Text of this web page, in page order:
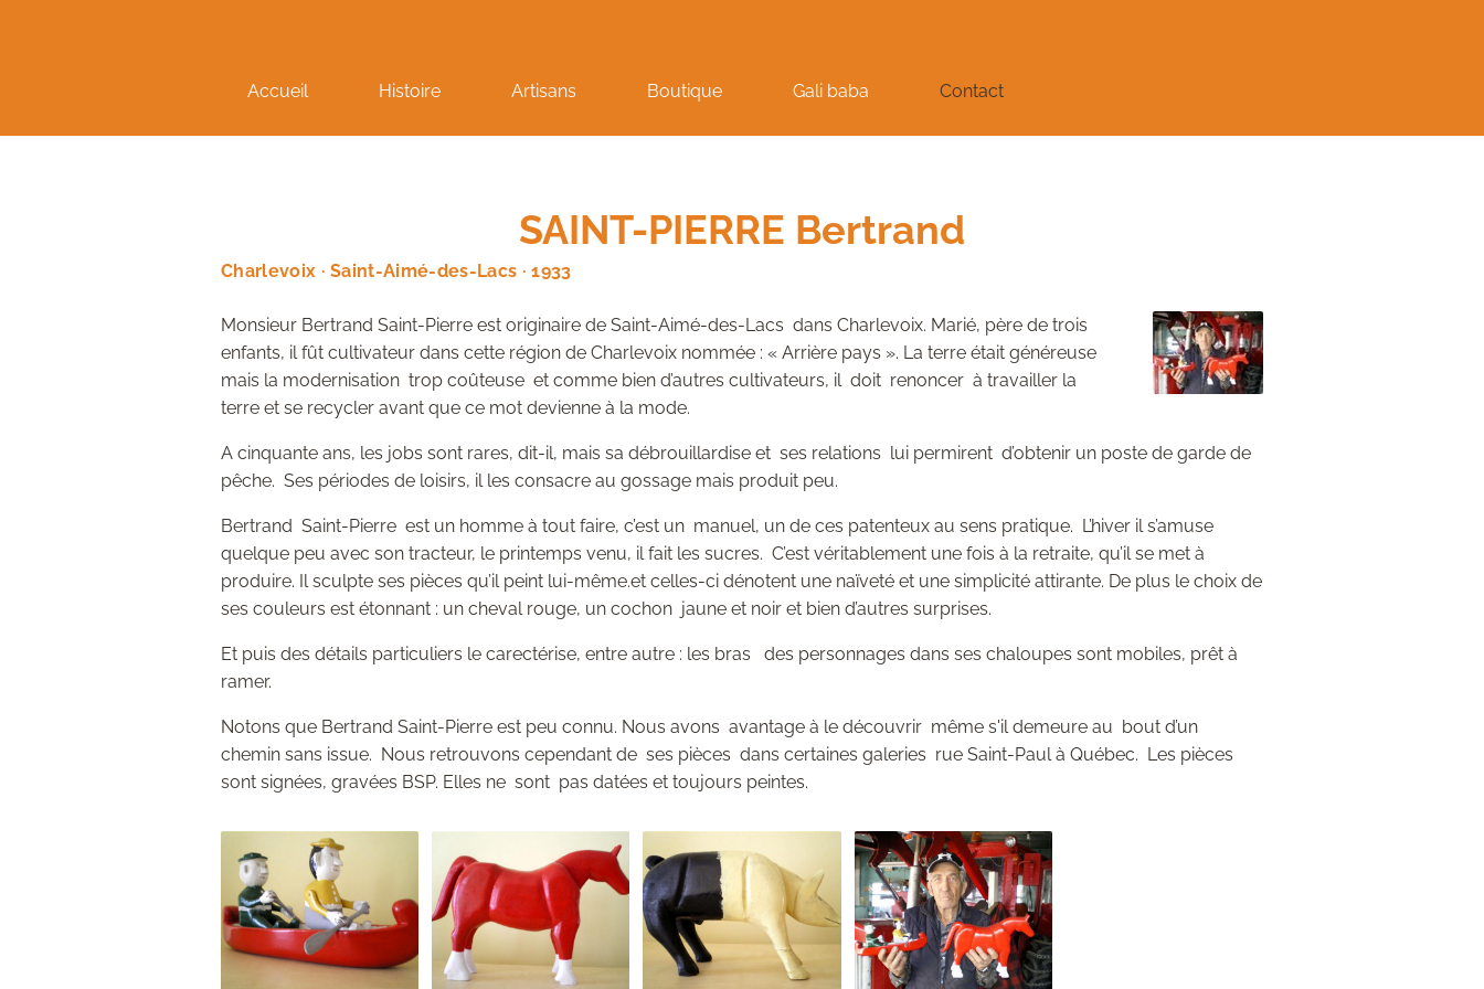
Accueil Histoire Artisans Boutique Gali baba Contact
SAINT-PIERRE Bertrand
Charlevoix · Saint-Aimé-des-Lacs · 1933
Monsieur Bertrand Saint-Pierre est originaire de Saint-Aimé-des-Lacs dans Charlevoix. Marié, père de trois
enfants, il fût cultivateur dans cette région de Charlevoix nommée : « Arrière pays ». La terre était généreuse
mais la modernisation trop coûteuse et comme bien d’autres cultivateurs, il doit renoncer à travailler la
terre et se recycler avant que ce mot devienne à la mode.
A cinquante ans, les jobs sont rares, dit-il, mais sa débrouillardise et ses relations lui permirent d’obtenir un poste de garde de
pêche. Ses périodes de loisirs, il les consacre au gossage mais produit peu.
Bertrand Saint-Pierre est un homme à tout faire, c’est un manuel, un de ces patenteux au sens pratique. L’hiver il s’amuse
quelque peu avec son tracteur, le printemps venu, il fait les sucres. C’est véritablement une fois à la retraite, qu’il se met à
produire. Il sculpte ses pièces qu’il peint lui-même.et celles-ci dénotent une naïveté et une simplicité attirante. De plus le choix de
ses couleurs est étonnant : un cheval rouge, un cochon jaune et noir et bien d’autres surprises.
Et puis des détails particuliers le carectérise, entre autre : les bras des personnages dans ses chaloupes sont mobiles, prêt à
ramer.
Notons que Bertrand Saint-Pierre est peu connu. Nous avons avantage à le découvrir même s'il demeure au bout d’un
chemin sans issue. Nous retrouvons cependant de ses pièces dans certaines galeries rue Saint-Paul à Québec. Les pièces
sont signées, gravées BSP. Elles ne sont pas datées et toujours peintes.